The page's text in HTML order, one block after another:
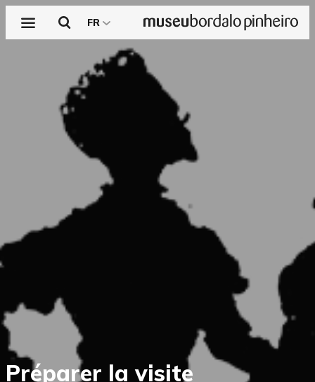
Saltar
diretamente
FR
Pesquisar
Menu
Préparer la visite